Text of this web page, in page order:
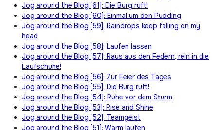
Jog around the Blog [61]: Die Burg ruft!
Jog around the Blog [60]: Einmal um den Pudding
Jog around the Blog [59]: Raindrops keep falling on my
head
Jog around the Blog [58]: Laufen lassen
Jog around the Blog [57]: Raus aus den Federn, rein in die
Laufschuhe!
Jog around the Blog [56]: Zur Feier des Tages
Jog around the Blog [55]: Die Burg ruft!
Jog around the Blog [54]: Ruhe vor dem Sturm
Jog around the Blog [53]: Rise and Shine
Jog around the Blog [52]: Teamgeist
Jog around the Blog [51]: Warm laufen